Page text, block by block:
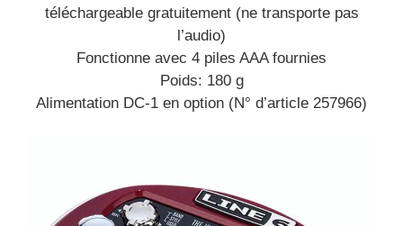
téléchargeable gratuitement (ne transporte pas
l’audio)
Fonctionne avec 4 piles AAA fournies
Poids: 180 g
Alimentation DC-1 en option (N° d’article 257966)